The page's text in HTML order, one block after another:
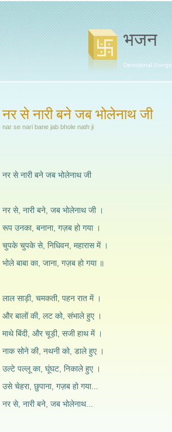
भजन
Devotional Songs
नर से नारी बने जब भोलेनाथ जी
nar se nari bane jab bhole nath ji
नर से नारी बने जब भोलेनाथ जी
नर से, नारी बने, जब भोलेनाथ जी ।
रूप उनका, बनाना, गज़ब हो गया ।
चुपके चुपके से, निधिवन, महारास में ।
भोले बाबा का, जाना, गज़ब हो गया ॥
लाल साड़ी, चमकती, पहन रात में ।
और बालों की, लट को, संभाले हुए ।
माथे बिंदी, और चूड़ी, सजी हाथ में ।
नाक सोने की, नथनी को, डाले हुए ।
उल्टे पल्लू का, घूंघट, निकाले हुए ।
उसे चेहरा, छुपाना, गज़ब हो गया...
नर से, नारी बने, जब भोलेनाथ...